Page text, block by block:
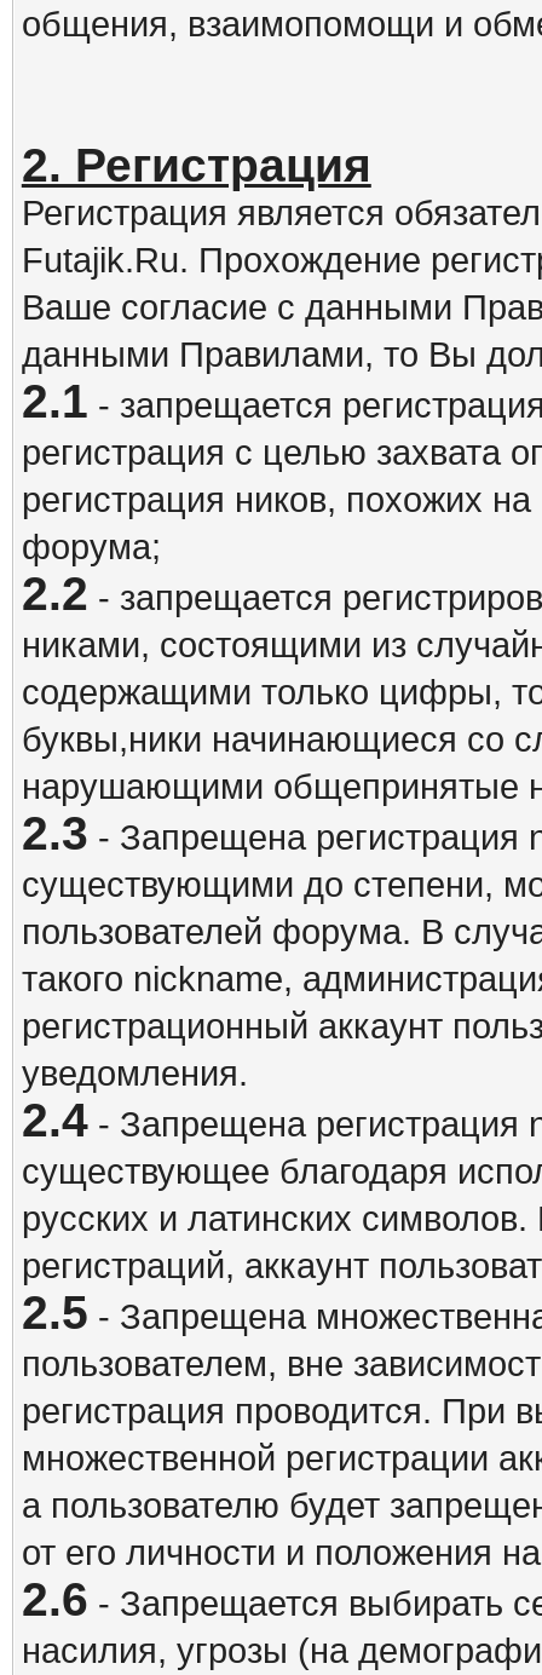
общения, взаимопомощи и
2. Регистрация
Регистрация является
Futajik.Ru. Прохождение
Ваше согласие с данными
данными Правилами, то Вы
2.1 - запрещается
регистрация с целью захвата
регистрация ников, похожих
форума;
2.2 - запрещается
никами, состоящими из
содержащими только цифры,
буквы,ники начинающиеся со
нарушающими общепринятые
2.3 - Запрещена регистрация
существующими до степени,
пользователей форума. В
такого nickname,
регистрационный аккаунт
уведомления.
2.4- Запрещена регистрация
существующее благодаря
русских и латинских
регистраций, аккаунт
2.5 - Запрещена
пользователем, вне
регистрация проводится. При
множественной регистрации
а пользователю будет
от его личности и положения
2.6 - Запрещается выбирать
насилия, угрозы (на